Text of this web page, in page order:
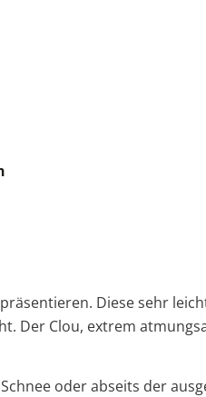
Diese sehr
Der Clou, extrem
oder abseits der